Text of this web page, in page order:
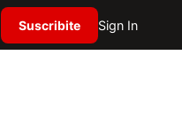
Suscribite Sign In